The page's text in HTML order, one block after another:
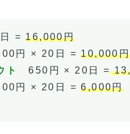
=16,000円
円 × 20日 =10,000円
ト
650円 × 20日 =
円 × 20日 =6,000円